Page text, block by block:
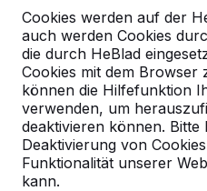
Cookies werden auf der
auch werden Cookies
die durch HeBlad
Cookies mit dem Browser
können die Hilfefunktion
verwenden, um
deaktivieren können. Bitte
Deaktivierung von
Funktionalität unserer
kann.